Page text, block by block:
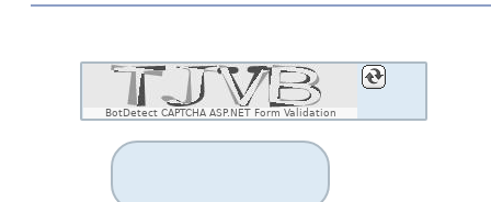
BotDetect CAPTCHA ASP.NET Form Validation